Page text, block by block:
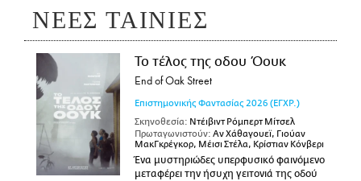
ΝΕΕΣ ΤΑΙΝΙΕΣ
Το τέλος της οδου Όουκ
End of Oak Street
Επιστημονικής Φαντασίας 2026 (ΕΓΧΡ.)
Σκηνοθεσία: Ντέιβιντ Ρόμπερτ Μίτσελ
Πρωταγωνιστούν: Αν Χάθαγουεϊ, Γιούαν
ΜακΓκρέγκορ, Μέισι Στέλα, Κρίστιαν Κόνβερι
Ένα μυστηριώδες υπερφυσικό φαινόμενο
μεταφέρει την ήσυχη γειτονιά της οδού